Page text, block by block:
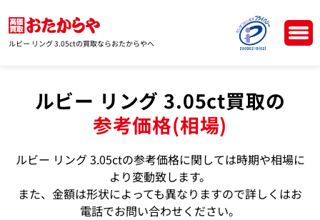
ルビー リング 3.05ctの買取ならおたからやへ
ルビー リング 3.05ct買取の
参考価格(相場)
ルビー リング 3.05ctの参考価格に関しては時期や相場に
より変動致します。
また、金額は形状によっても異なりますので詳しくはお
電話でお問い合わせください。